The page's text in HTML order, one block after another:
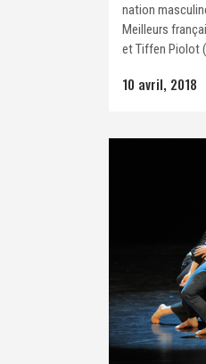
nation
Meilleurs
et Tiffen Piolot
10 avril, 2018